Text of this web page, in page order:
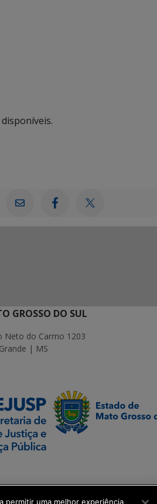
GROSSO DO SUL
Neto do Carmo 1203
| MS
permitir uma melhor experiência